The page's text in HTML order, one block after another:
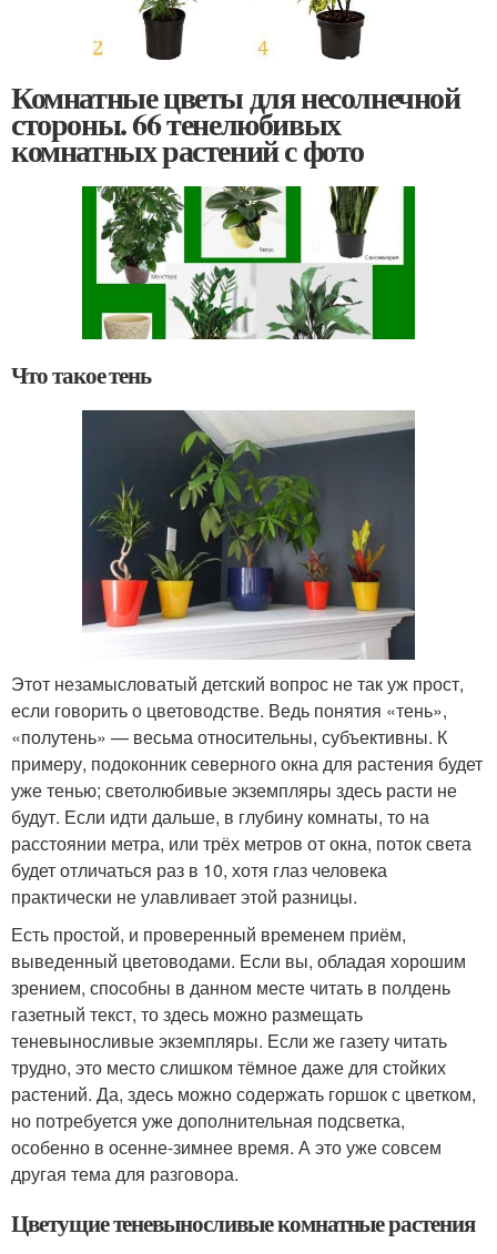
Комнатные цветы для несолнечной
стороны. 66 тенелюбивых
комнатных растений с фото
Что такое тень
Этот незамысловатый детский вопрос не так уж прост,
если говорить о цветоводстве. Ведь понятия «тень»,
«полутень» — весьма относительны, субъективны. К
примеру, подоконник северного окна для растения будет
уже тенью; светолюбивые экземпляры здесь расти не
будут. Если идти дальше, в глубину комнаты, то на
расстоянии метра, или трёх метров от окна, поток света
будет отличаться раз в 10, хотя глаз человека
практически не улавливает этой разницы.
Есть простой, и проверенный временем приём,
выведенный цветоводами. Если вы, обладая хорошим
зрением, способны в данном месте читать в полдень
газетный текст, то здесь можно размещать
теневыносливые экземпляры. Если же газету читать
трудно, это место слишком тёмное даже для стойких
растений. Да, здесь можно содержать горшок с цветком,
но потребуется уже дополнительная подсветка,
особенно в осенне-зимнее время. А это уже совсем
другая тема для разговора.
Цветущие теневыносливые комнатные растения